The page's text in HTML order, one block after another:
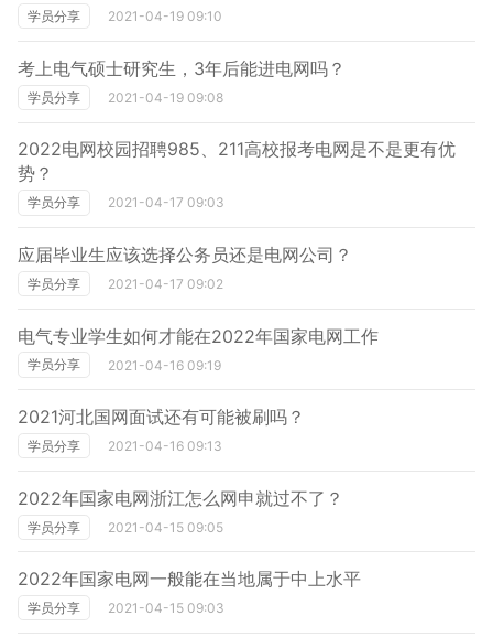
学员分享 2021-04-19 09:10
考上电气硕士研究生，3年后能进电网吗？
学员分享 2021-04-19 09:08
2022电网校园招聘985、211高校报考电网是不是更有优
势？
学员分享 2021-04-17 09:03
应届毕业生应该选择公务员还是电网公司？
学员分享 2021-04-17 09:02
电气专业学生如何才能在2022年国家电网工作
学员分享 2021-04-16 09:19
2021河北国网面试还有可能被刷吗？
学员分享 2021-04-16 09:13
2022年国家电网浙江怎么网申就过不了？
学员分享 2021-04-15 09:05
2022年国家电网一般能在当地属于中上水平
学员分享 2021-04-15 09:03